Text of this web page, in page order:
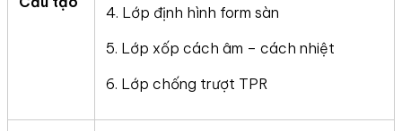
4. Lớp định hình form sàn
5. Lớp xốp cách âm – cách nhiệt
6. Lớp chống trượt TPR